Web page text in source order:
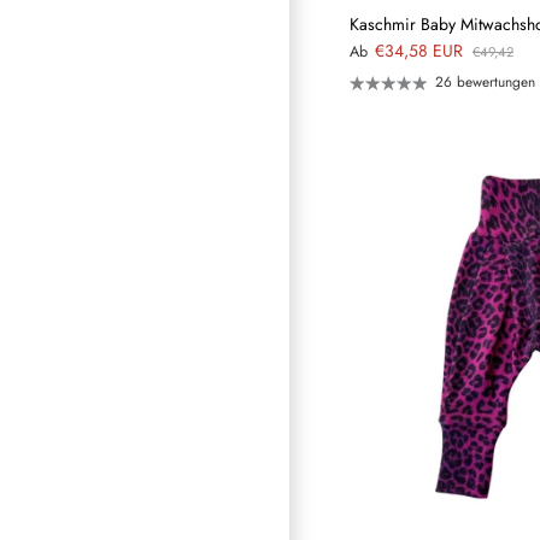
Kaschmir Baby
Ab €34,58 EUR €49,42
26 bewertungen